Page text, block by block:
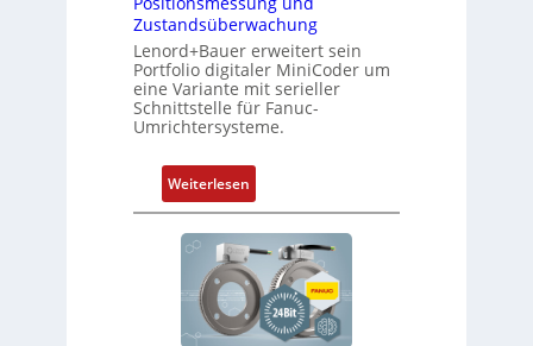
Zustandsüberwachung
Lenord+Bauer erweitert sein
Portfolio digitaler MiniCoder um
eine Variante mit serieller
Schnittstelle für Fanuc-
Umrichtersysteme.
Weiterlesen:
D
r
e
h
g
e